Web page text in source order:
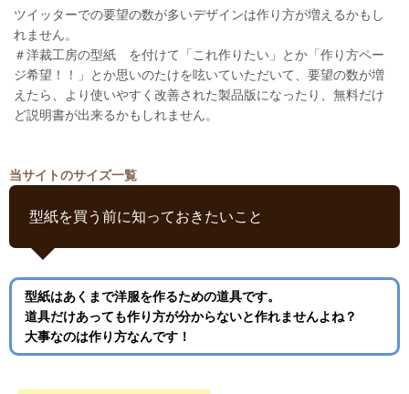
ツイッターでの要望の数が多いデザインは作り方が増えるかもし
れません。
＃洋裁工房の型紙 を付けて「これ作りたい」とか「作り方ペー
ジ希望！！」とか思いのたけを呟いていただいて、要望の数が増
えたら、より使いやすく改善された製品版になったり、無料だけ
ど説明書が出来るかもしれません。
当サイトのサイズ一覧
型紙を買う前に知っておきたいこと
型紙はあくまで洋服を作るための道具です。
道具だけあっても作り方が分からないと作れませんよね？
大事なのは作り方なんです！